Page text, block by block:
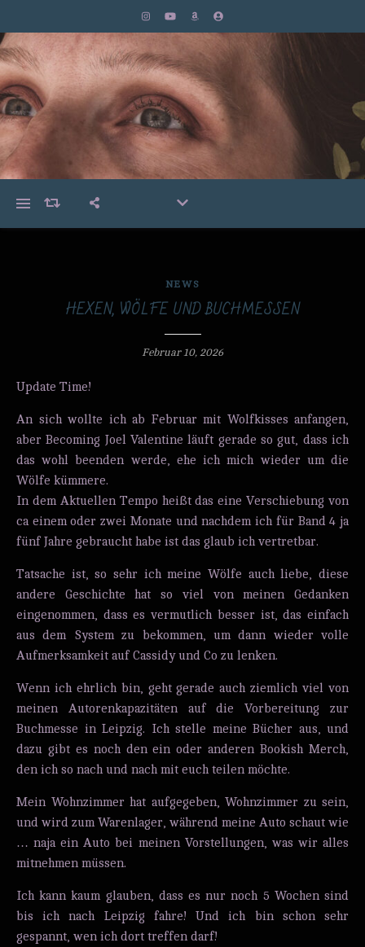
NEWS
HEXEN, WÖLFE UND BUCHMESSEN
Februar 10, 2026
Update Time!
An sich wollte ich ab Februar mit Wolfkisses anfangen,
aber Becoming Joel Valentine läuft gerade so gut, dass ich
das wohl beenden werde, ehe ich mich wieder um die
Wölfe kümmere.
In dem Aktuellen Tempo heißt das eine Verschiebung von
ca einem oder zwei Monate und nachdem ich für Band 4 ja
fünf Jahre gebraucht habe ist das glaub ich vertretbar.
Tatsache ist, so sehr ich meine Wölfe auch liebe, diese
andere Geschichte hat so viel von meinen Gedanken
eingenommen, dass es vermutlich besser ist, das einfach
aus dem System zu bekommen, um dann wieder volle
Aufmerksamkeit auf Cassidy und Co zu lenken.
Wenn ich ehrlich bin, geht gerade auch ziemlich viel von
meinen Autorenkapazitäten auf die Vorbereitung zur
Buchmesse in Leipzig. Ich stelle meine Bücher aus, und
dazu gibt es noch den ein oder anderen Bookish Merch,
den ich so nach und nach mit euch teilen möchte.
Mein Wohnzimmer hat aufgegeben, Wohnzimmer zu sein,
und wird zum Warenlager, während meine Auto schaut wie
… naja ein Auto bei meinen Vorstellungen, was wir alles
mitnehmen müssen.
Ich kann kaum glauben, dass es nur noch 5 Wochen sind
bis ich nach Leipzig fahre! Und ich bin schon sehr
gespannt, wen ich dort treffen darf!